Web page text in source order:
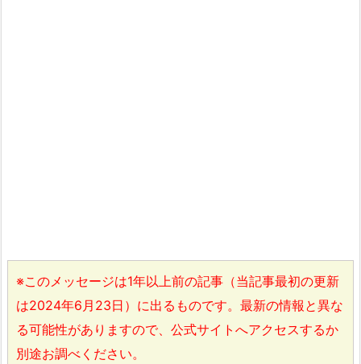
※このメッセージは1年以上前の記事（当記事最初の更新
は2024年6月23日）に出るものです。最新の情報と異な
る可能性がありますので、公式サイトへアクセスするか
別途お調べください。